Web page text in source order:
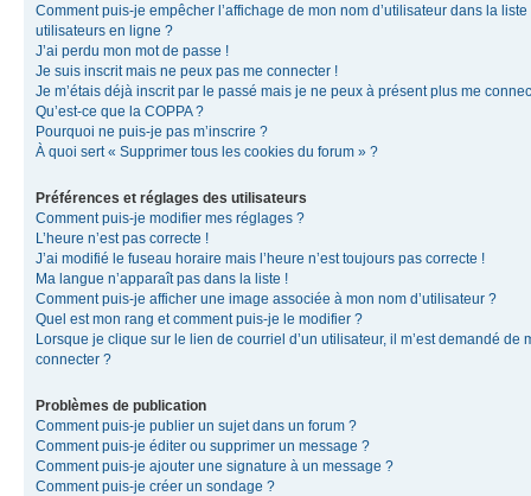
Comment puis-je empêcher l’affichage de mon nom d’utilisateur dans la liste
utilisateurs en ligne ?
J’ai perdu mon mot de passe !
Je suis inscrit mais ne peux pas me connecter !
Je m’étais déjà inscrit par le passé mais je ne peux à présent plus me
Qu’est-ce que la COPPA ?
Pourquoi ne puis-je pas m’inscrire ?
À quoi sert « Supprimer tous les cookies du forum » ?
Préférences et réglages des utilisateurs
Comment puis-je modifier mes réglages ?
L’heure n’est pas correcte !
J’ai modifié le fuseau horaire mais l’heure n’est toujours pas correcte !
Ma langue n’apparaît pas dans la liste !
Comment puis-je afficher une image associée à mon nom d’utilisateur ?
Quel est mon rang et comment puis-je le modifier ?
Lorsque je clique sur le lien de courriel d’un utilisateur, il m’est demandé de
connecter ?
Problèmes de publication
Comment puis-je publier un sujet dans un forum ?
Comment puis-je éditer ou supprimer un message ?
Comment puis-je ajouter une signature à un message ?
Comment puis-je créer un sondage ?